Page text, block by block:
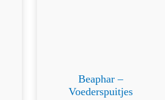
Beaphar –
Voederspuitjes